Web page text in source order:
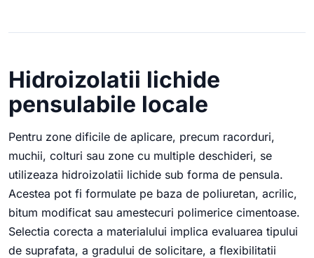
Hidroizolatii lichide
pensulabile locale
Pentru zone dificile de aplicare, precum racorduri,
muchii, colturi sau zone cu multiple deschideri, se
utilizeaza hidroizolatii lichide sub forma de pensula.
Acestea pot fi formulate pe baza de poliuretan, acrilic,
bitum modificat sau amestecuri polimerice cimentoase.
Selectia corecta a materialului implica evaluarea tipului
de suprafata, a gradului de solicitare, a flexibilitatii